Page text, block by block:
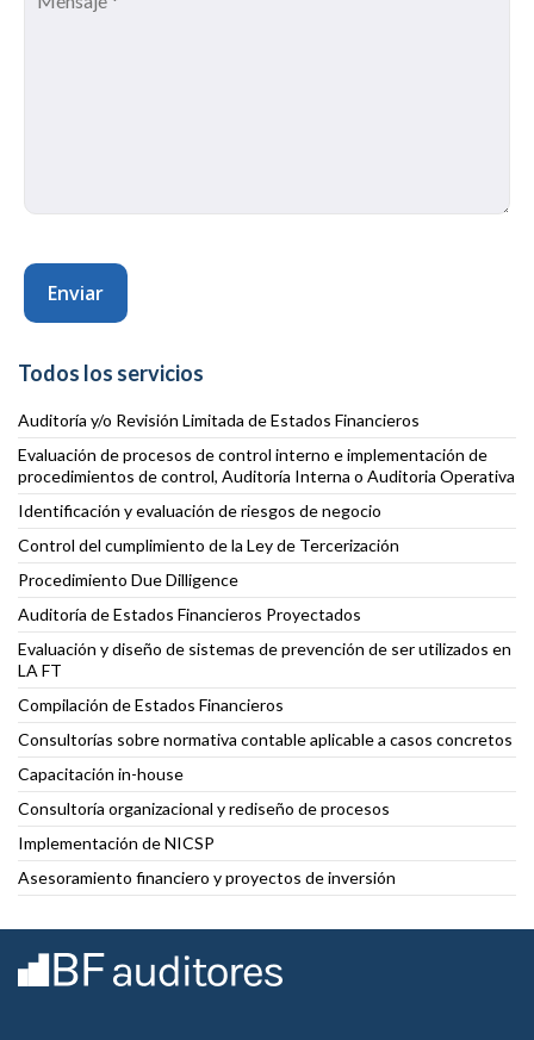
Todos los servicios
Auditoría y/o Revisión Limitada de Estados Financieros
Evaluación de procesos de control interno e implementación de
procedimientos de control, Auditoría Interna o Auditoria Operativa
Identificación y evaluación de riesgos de negocio
Control del cumplimiento de la Ley de Tercerización
Procedimiento Due Dilligence
Auditoría de Estados Financieros Proyectados
Evaluación y diseño de sistemas de prevención de ser utilizados en
LA FT
Compilación de Estados Financieros
Consultorías sobre normativa contable aplicable a casos concretos
Capacitación in-house
Consultoría organizacional y rediseño de procesos
Implementación de NICSP
Asesoramiento financiero y proyectos de inversión